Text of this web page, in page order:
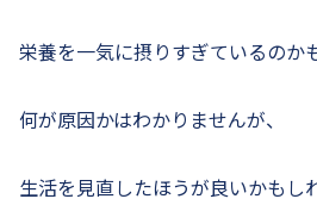
栄養を一気に摂りすぎているのか
何が原因かはわかりませんが、
生活を見直したほうが良いかもし